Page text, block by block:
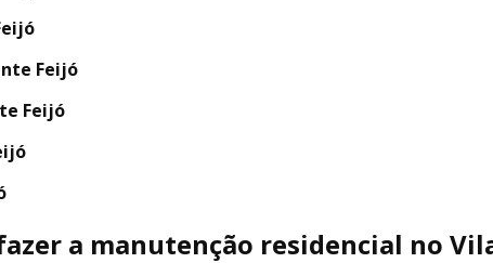
Feijó
Feijó
a manutenção residencial no